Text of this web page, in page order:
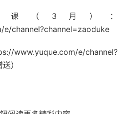
课（3月）：
channel?channel=zaoduke
www.yuque.com/e/channel?
）